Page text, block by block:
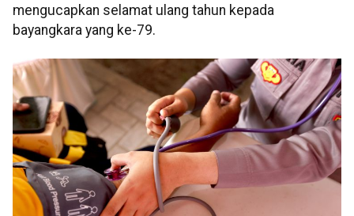
mengucapkan selamat ulang tahun kepada
bayangkara yang ke-79.